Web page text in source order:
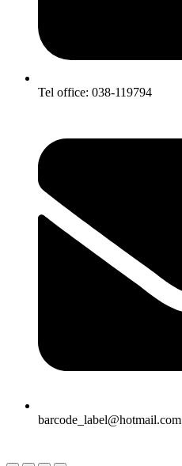
Tel office: 038-119794
barcode_label@hotmail.com